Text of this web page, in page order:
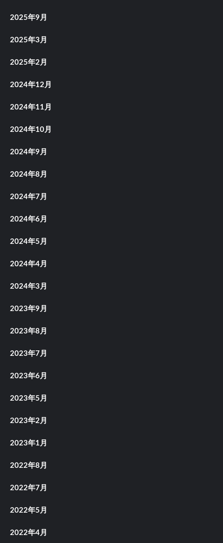
2025年9月
2025年3月
2025年2月
2024年12月
2024年11月
2024年10月
2024年9月
2024年8月
2024年7月
2024年6月
2024年5月
2024年4月
2024年3月
2023年9月
2023年8月
2023年7月
2023年6月
2023年5月
2023年2月
2023年1月
2022年8月
2022年7月
2022年5月
2022年4月